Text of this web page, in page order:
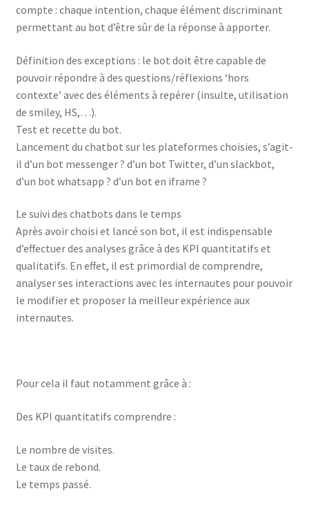
compte : chaque intention, chaque élément discriminant
permettant au bot d’être sûr de la réponse à apporter.
Définition des exceptions : le bot doit être capable de
pouvoir répondre à des questions/réflexions ‘hors
contexte’ avec des éléments à repérer (insulte, utilisation
de smiley, HS,…).
Test et recette du bot.
Lancement du chatbot sur les plateformes choisies, s’agit-
il d’un bot messenger ? d’un bot Twitter, d’un slackbot,
d’un bot whatsapp ? d’un bot en iframe ?
Le suivi des chatbots dans le temps
Après avoir choisi et lancé son bot, il est indispensable
d’effectuer des analyses grâce à des KPI quantitatifs et
qualitatifs. En effet, il est primordial de comprendre,
analyser ses interactions avec les internautes pour pouvoir
le modifier et proposer la meilleur expérience aux
internautes.
Pour cela il faut notamment grâce à :
Des KPI quantitatifs comprendre :
Le nombre de visites.
Le taux de rebond.
Le temps passé.